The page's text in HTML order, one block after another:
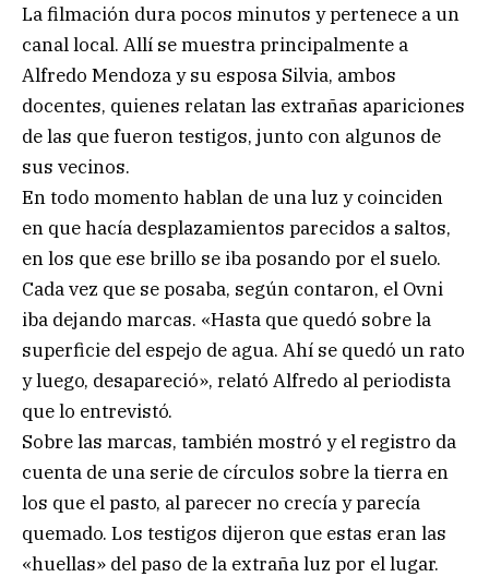
La filmación dura pocos minutos y pertenece a un
canal local. Allí se muestra principalmente a
Alfredo Mendoza y su esposa Silvia, ambos
docentes, quienes relatan las extrañas apariciones
de las que fueron testigos, junto con algunos de
sus vecinos.
En todo momento hablan de una luz y coinciden
en que hacía desplazamientos parecidos a saltos,
en los que ese brillo se iba posando por el suelo.
Cada vez que se posaba, según contaron, el Ovni
iba dejando marcas. «Hasta que quedó sobre la
superficie del espejo de agua. Ahí se quedó un rato
y luego, desapareció», relató Alfredo al periodista
que lo entrevistó.
Sobre las marcas, también mostró y el registro da
cuenta de una serie de círculos sobre la tierra en
los que el pasto, al parecer no crecía y parecía
quemado. Los testigos dijeron que estas eran las
«huellas» del paso de la extraña luz por el lugar.